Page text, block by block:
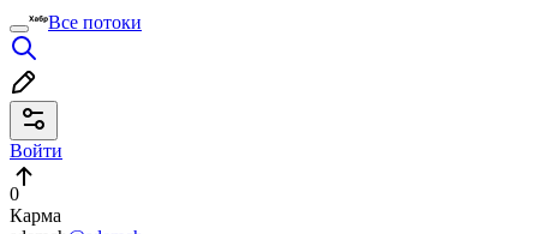
Все потоки
Войти
0
Карма